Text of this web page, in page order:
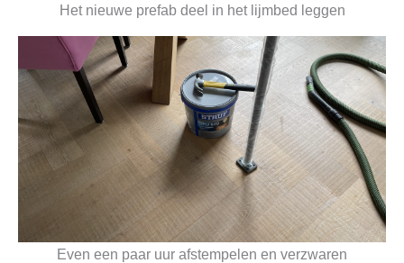
Het nieuwe prefab deel in het lijmbed leggen
Even een paar uur afstempelen en verzwaren